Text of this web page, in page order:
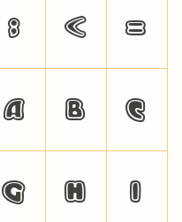
; < =
A B C
G H I